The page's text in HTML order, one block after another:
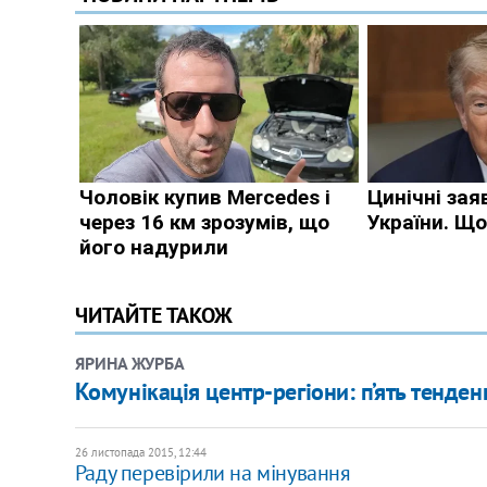
ЧИТАЙТЕ ТАКОЖ
ЯРИНА ЖУРБА
Комунікація центр-регіони: п’ять
26 листопада 2015, 12:44
Раду перевірили на мінування